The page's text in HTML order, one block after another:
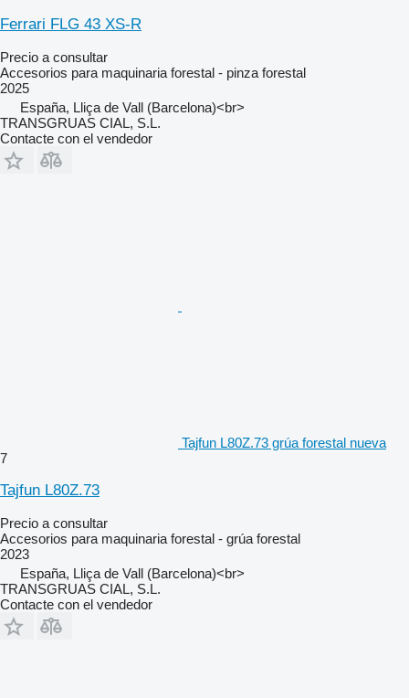
Ferrari FLG 43 XS-R
Precio a consultar
Accesorios para maquinaria forestal - pinza forestal
2025
España, Lliça de Vall (Barcelona)<br>
TRANSGRUAS CIAL, S.L.
Contacte con el vendedor
Tajfun L80Z.73 grúa forestal nueva
7
Tajfun L80Z.73
Precio a consultar
Accesorios para maquinaria forestal - grúa forestal
2023
España, Lliça de Vall (Barcelona)<br>
TRANSGRUAS CIAL, S.L.
Contacte con el vendedor